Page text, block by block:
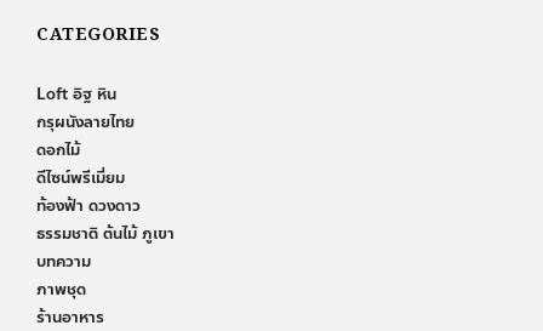
CATEGORIES
Loft อิฐ หิน
กรุผนังลายไทย
ดอกไม้
ดีไซน์พรีเมี่ยม
ท้องฟ้า ดวงดาว
ธรรมชาติ ต้นไม้ ภูเขา
บทความ
ภาพชุด
ร้านอาหาร